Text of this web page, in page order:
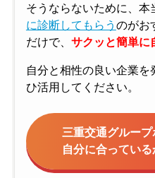
そうならないために、
に診断してもらう のがお
だけで、 サクッと簡単に
自分と相性の良い企業
ひ活用してください。
三重交通グルー
自分に合っている